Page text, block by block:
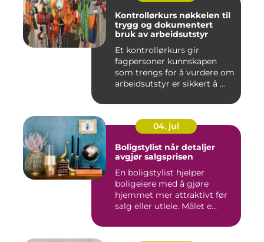
Kontrollørkurs nøkkelen til
trygg og dokumentert
bruk av arbeidsutstyr
Et kontrollørkurs gir
fagpersoner kunnskapen
som trengs for å vurdere om
arbeidsutstyr er sikkert å ...
04. jul
Boligstylist når detaljer
avgjør salgsprisen
En boligstylist hjelper
boligeiere med å gjøre
hjemmet mer attraktivt før
salg eller utleie. Målet e...